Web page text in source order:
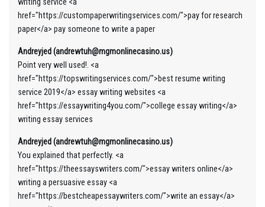
writing service <a
href="https://custompaperwritingservices.com/">pay for research
paper</a> pay someone to write a paper
Andreyjed (andrewtuh@mgmonlinecasino.us)
Point very well used!. <a
href="https://topswritingservices.com/">best resume writing
service 2019</a> essay writing websites <a
href="https://essaywriting4you.com/">college essay writing</a>
writing essay services
Andreyjed (andrewtuh@mgmonlinecasino.us)
You explained that perfectly. <a
href="https://theessayswriters.com/">essay writers online</a>
writing a persuasive essay <a
href="https://bestcheapessaywriters.com/">write an essay</a>